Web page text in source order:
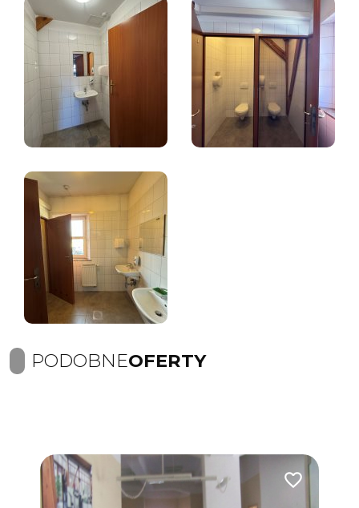
PODOBNEOFERTY
Dodaj do ulubionych Dodaj do